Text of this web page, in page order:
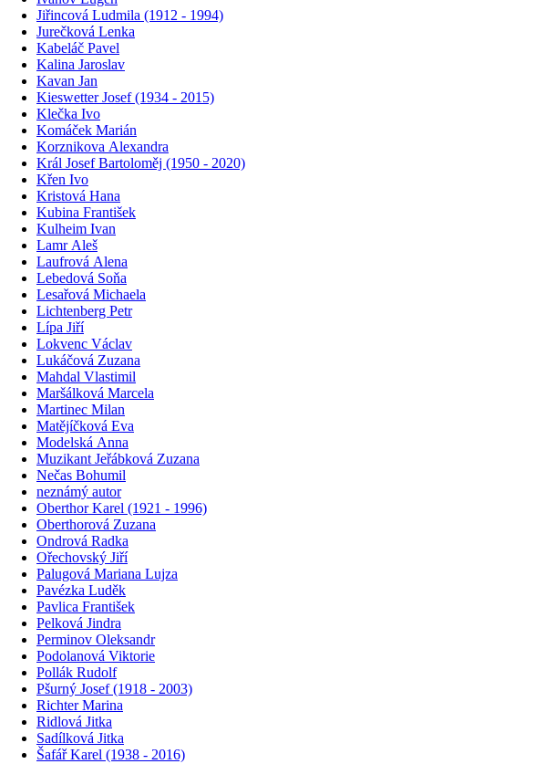
Jiřincová Ludmila (1912 - 1994)
Jurečková Lenka
Kabeláč Pavel
Kalina Jaroslav
Kavan Jan
Kieswetter Josef (1934 - 2015)
Klečka Ivo
Komáček Marián
Korznikova Alexandra
Král Josef Bartoloměj (1950 - 2020)
Křen Ivo
Kristová Hana
Kubina František
Kulheim Ivan
Lamr Aleš
Laufrová Alena
Lebedová Soňa
Lesařová Michaela
Lichtenberg Petr
Lípa Jiří
Lokvenc Václav
Lukáčová Zuzana
Mahdal Vlastimil
Maršálková Marcela
Martinec Milan
Matějíčková Eva
Modelská Anna
Muzikant Jeřábková Zuzana
Nečas Bohumil
neznámý autor
Oberthor Karel (1921 - 1996)
Oberthorová Zuzana
Ondrová Radka
Ořechovský Jiří
Palugová Mariana Lujza
Pavézka Luděk
Pavlica František
Pelková Jindra
Perminov Oleksandr
Podolanová Viktorie
Pollák Rudolf
Pšurný Josef (1918 - 2003)
Richter Marina
Ridlová Jitka
Sadílková Jitka
Šafář Karel (1938 - 2016)